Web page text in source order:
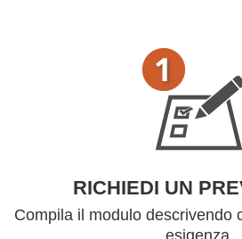
RICHIEDI UN
Compila il modulo descrivendo
esigenza.